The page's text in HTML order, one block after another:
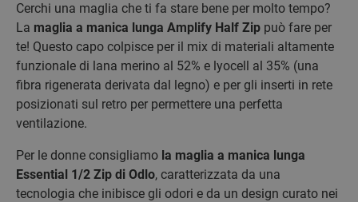
Cerchi una maglia che ti fa stare bene per molto tempo?
La maglia a manica lunga Amplify Half Zip può fare per
te! Questo capo colpisce per il mix di materiali altamente
funzionale di lana merino al 52% e lyocell al 35% (una
fibra rigenerata derivata dal legno) e per gli inserti in rete
posizionati sul retro per permettere una perfetta
ventilazione.
Per le donne consigliamo la maglia a manica lunga
Essential 1/2 Zip di Odlo, caratterizzata da una
tecnologia che inibisce gli odori e da un design curato nei